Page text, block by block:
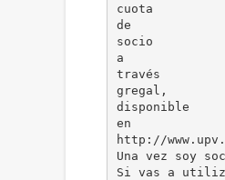
cuota
de
socio
a
través
gregal,
disponible
en
http://
Una vez soy
Si vas a